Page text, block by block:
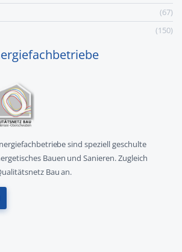
(67)
(150)
sind speziell geschulte
Bauen und Sanieren. Zugleich
Bau an.